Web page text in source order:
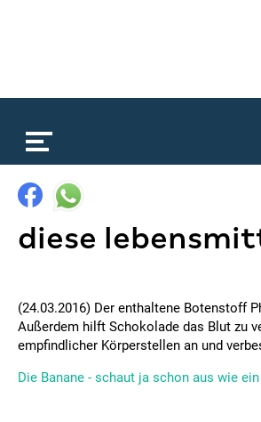
diese
(24.03.2016) Der enthaltene Botenstoff
Außerdem hilft Schokolade das Blut zu
empfindlicher Körperstellen an und
Die Banane - schaut ja schon aus wie